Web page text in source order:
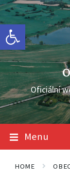
Open toolbar
Skip
to
content
Skip
to
main
navigation
Skip
to
footer
Oficiální
Menu
HOME